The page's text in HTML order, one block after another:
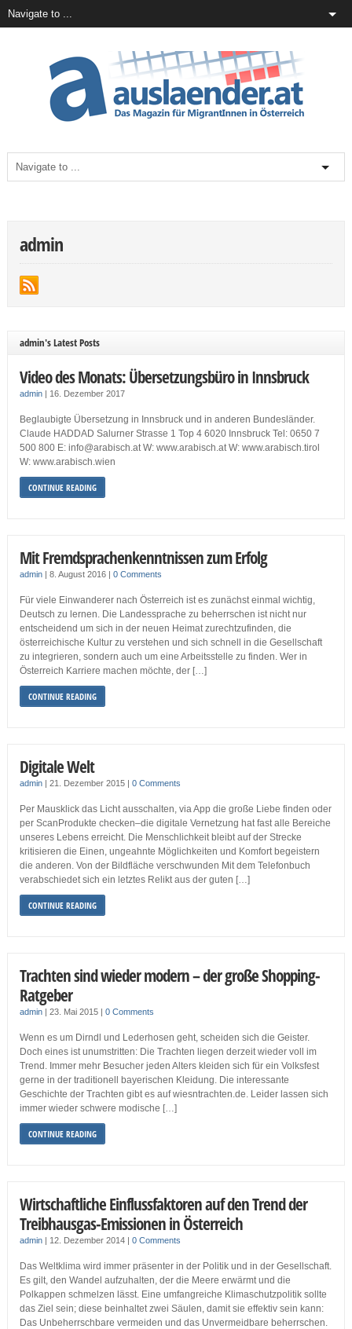
admin
admin's Latest Posts
Video des Monats: Übersetzungsbüro in Innsbruck
admin| 16. Dezember 2017
Beglaubigte Übersetzung in Innsbruck und in anderen Bundesländer.
Claude HADDAD Salurner Strasse 1 Top 4 6020 Innsbruck Tel: 0650 7
500 800 E: info@arabisch.at W: www.arabisch.at W: www.arabisch.tirol
W: www.arabisch.wien
CONTINUE READING
Mit Fremdsprachenkenntnissen zum Erfolg
admin| 8. August 2016 | 0 Comments
Für viele Einwanderer nach Österreich ist es zunächst einmal wichtig,
Deutsch zu lernen. Die Landessprache zu beherrschen ist nicht nur
entscheidend um sich in der neuen Heimat zurechtzufinden, die
österreichische Kultur zu verstehen und sich schnell in die Gesellschaft
zu integrieren, sondern auch um eine Arbeitsstelle zu finden. Wer in
Österreich Karriere machen möchte, der […]
CONTINUE READING
Digitale Welt
admin| 21. Dezember 2015 | 0 Comments
Per Mausklick das Licht ausschalten, via App die große Liebe finden oder
per ScanProdukte checken–die digitale Vernetzung hat fast alle Bereiche
unseres Lebens erreicht. Die Menschlichkeit bleibt auf der Strecke
kritisieren die Einen, ungeahnte Möglichkeiten und Komfort begeistern
die anderen. Von der Bildfläche verschwunden Mit dem Telefonbuch
verabschiedet sich ein letztes Relikt aus der guten […]
CONTINUE READING
Trachten sind wieder modern – der große Shopping-
Ratgeber
admin| 23. Mai 2015 | 0 Comments
Wenn es um Dirndl und Lederhosen geht, scheiden sich die Geister.
Doch eines ist unumstritten: Die Trachten liegen derzeit wieder voll im
Trend. Immer mehr Besucher jeden Alters kleiden sich für ein Volksfest
gerne in der traditionell bayerischen Kleidung. Die interessante
Geschichte der Trachten gibt es auf wiesntrachten.de. Leider lassen sich
immer wieder schwere modische […]
CONTINUE READING
Wirtschaftliche Einflussfaktoren auf den Trend der
Treibhausgas-Emissionen in Österreich
admin| 12. Dezember 2014 | 0 Comments
Das Weltklima wird immer präsenter in der Politik und in der Gesellschaft.
Es gilt, den Wandel aufzuhalten, der die Meere erwärmt und die
Polkappen schmelzen lässt. Eine umfangreiche Klimaschutzpolitik sollte
das Ziel sein; diese beinhaltet zwei Säulen, damit sie effektiv sein kann:
Das Unbeherrschbare vermeiden und das Unvermeidbare beherrschen.